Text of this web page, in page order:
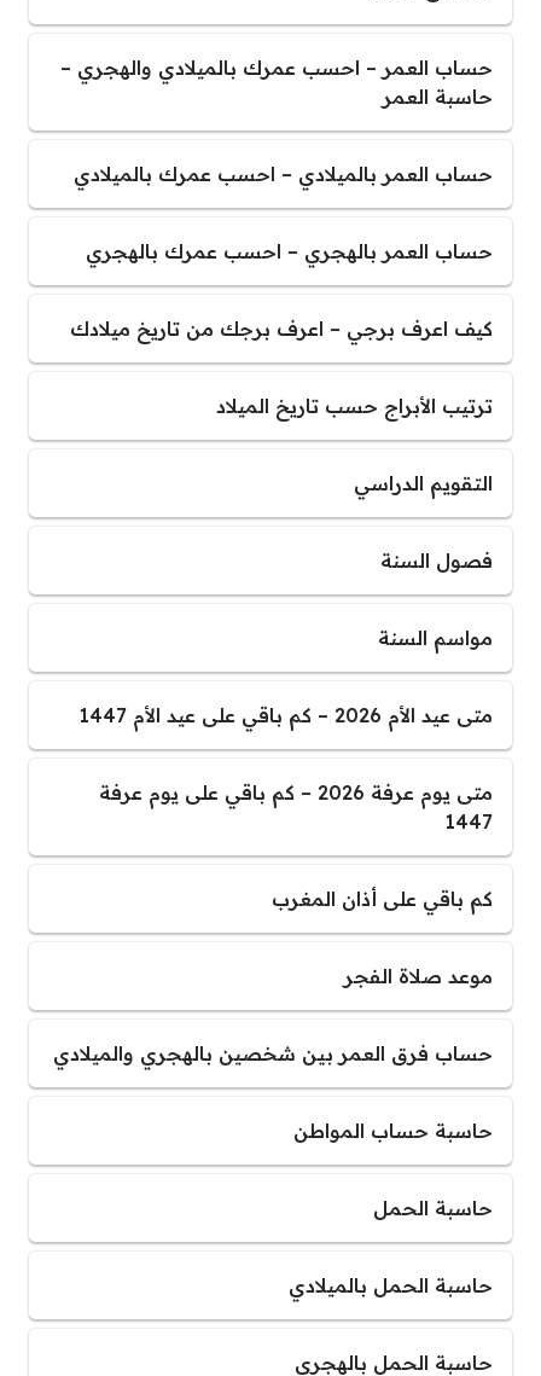
حساب العمر – احسب عمرك بالميلادي والهجري –
حاسبة العمر
حساب العمر بالميلادي – احسب عمرك بالميلادي
حساب العمر بالهجري – احسب عمرك بالهجري
كيف اعرف برجي – اعرف برجك من تاريخ ميلادك
ترتيب الأبراج حسب تاريخ الميلاد
التقويم الدراسي
فصول السنة
مواسم السنة
متى عيد الأم 2026 – كم باقي على عيد الأم 1447
متى يوم عرفة 2026 – كم باقي على يوم عرفة
1447
كم باقي على أذان المغرب
موعد صلاة الفجر
حساب فرق العمر بين شخصين بالهجري والميلادي
حاسبة حساب المواطن
حاسبة الحمل
حاسبة الحمل بالميلادي
حاسبة الحمل بالهجري